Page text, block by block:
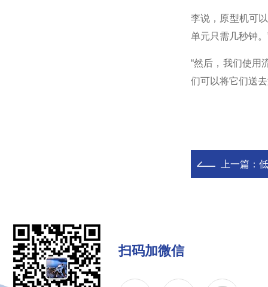
李说，原型机可
单元只需几秒钟。
“然后，我们使用
们可以将它们送
上一篇：
扫码加微信